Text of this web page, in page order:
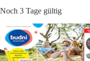
Noch 3 Tage gültig